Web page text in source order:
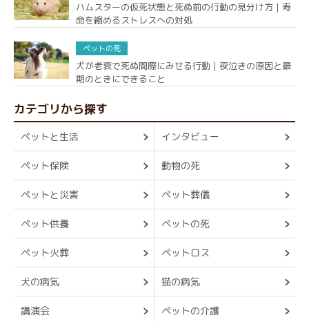
ハムスターの仮死状態と死ぬ前の行動の見分け方｜寿
命を縮めるストレスへの対処
ペットの死
犬が老衰で死ぬ間際にみせる行動｜夜泣きの原因と最
期のときにできること
カテゴリから探す
ペットと生活 インタビュー
ペット保険 動物の死
ペットと災害 ペット葬儀
ペット供養 ペットの死
ペット火葬 ペットロス
犬の病気 猫の病気
講演会 ペットの介護